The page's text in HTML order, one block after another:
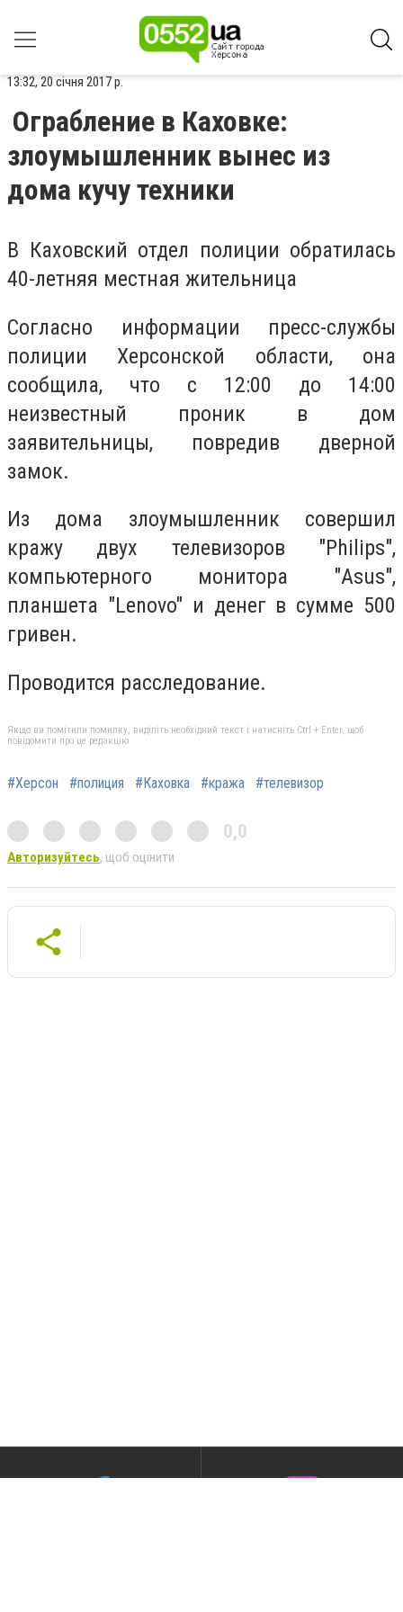
13:32, 20 січня 2017 р.
Ограбление в Каховке:
злоумышленник вынес из
дома кучу техники
В Каховский отдел полиции обратилась
40-летняя местная жительница
Согласно информации пресс-службы
полиции Херсонской области, она
сообщила, что с 12:00 до 14:00
неизвестный проник в дом
заявительницы, повредив дверной
замок.
Из дома злоумышленник совершил
кражу двух телевизоров "Philips",
компьютерного монитора "Asus",
планшета "Lenovo" и денег в сумме 500
гривен.
Проводится расследование.
Якщо ви помітили помилку, виділіть необхідний текст і натисніть Ctrl + Enter, щоб
повідомити про це редакцію
#Херсон #полиция #Каховка #кража #телевизор
0,0
Авторизуйтесь, щоб оцінити